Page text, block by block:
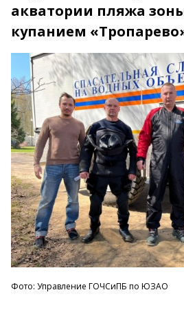
акватории пляжа
купанием
Фото: Управление ГОЧСиПБ по ЮЗАО